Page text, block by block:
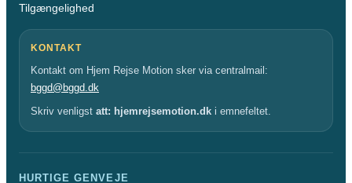
Tilgængelighed
KONTAKT
Kontakt om Hjem Rejse Motion sker via centralmail:
bggd@bggd.dk
Skriv venligst att: hjemrejsemotion.dk i emnefeltet.
HURTIGE GENVEJE